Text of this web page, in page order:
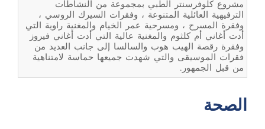
مشروع كلوفرسنتر الطبي بمجموعة من النشاطات
الترفيهية العائلية المتنوعة ، وفقرات السيرك الروسي ،
وفقرة المسرح ، ومسرحية عمر الخيام والمغنية راوية التي
أدت أغاني أم كلثوم والمغنية عالية التي أدت أغاني فيروز
وفقرة رقصة الهيب هوب والسالسا إلى جانب العديد من
فقرات الموسيقى والتي شهدت جميعها حماسة لامتناهية
من قبل الجمهور.
الصحة